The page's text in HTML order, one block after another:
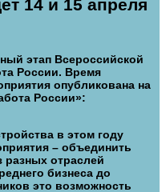
14 и 15 апреля
этап Всероссийской
России. Время
опубликована на
России»:
в этом году
– объединить
разных отраслей
бизнеса до
это возможность